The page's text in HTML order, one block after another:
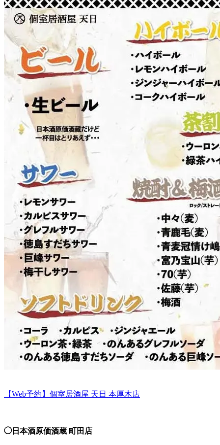
【Web予約】個室居酒屋 天日 本厚木店
◯日本酒原価酒蔵 町田店